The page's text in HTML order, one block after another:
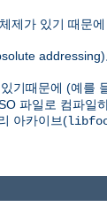
제가 있기 때문
기때문에 (예를
파일로 컴파
아카이브(